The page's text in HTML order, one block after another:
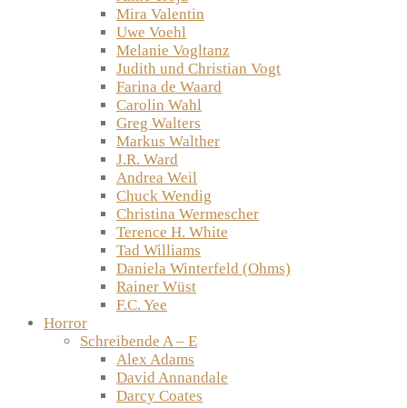
Mira Valentin
Uwe Voehl
Melanie Vogltanz
Judith und Christian Vogt
Farina de Waard
Carolin Wahl
Greg Walters
Markus Walther
J.R. Ward
Andrea Weil
Chuck Wendig
Christina Wermescher
Terence H. White
Tad Williams
Daniela Winterfeld (Ohms)
Rainer Wüst
F.C. Yee
Horror
Schreibende A – E
Alex Adams
David Annandale
Darcy Coates